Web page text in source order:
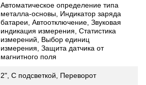
Автоматическое определение типа
металла-основы, Индикатор заряда
батареи, Автоотключение, Звуковая
индикация измерения, Статистика
измерений, Выбор единиц
измерения, Защита датчика от
магнитного поля
2", С подсветкой, Переворот